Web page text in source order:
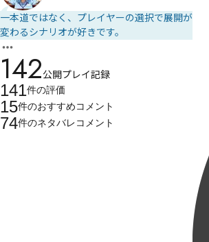
一本道ではなく、プレイヤーの選択で展開が
変わるシナリオが好きです。
142公開プレイ記録
141件の評価
15件のおすすめコメント
74件のネタバレコメント